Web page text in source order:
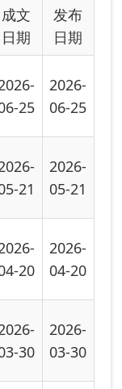
2026-
04-20
03-30
2026-
02-26
12-30
2025-
11-28